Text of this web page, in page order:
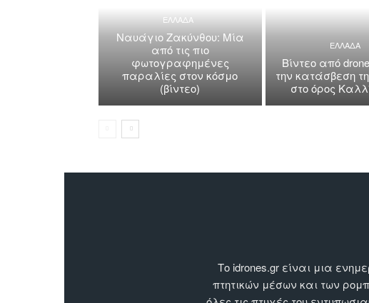
ΕΛΛΑΔΑ
Ναυάγιο Ζακύνθου: Μία
από τις πιο
φωτογραφημένες
παραλίες στον κόσμο
(βίντεο)
ΕΛΛΑΔΑ
Βίντεο από
την κατάσβεση
στο όρος
Το idrones.gr είναι μια
πτητικών μέσων και των